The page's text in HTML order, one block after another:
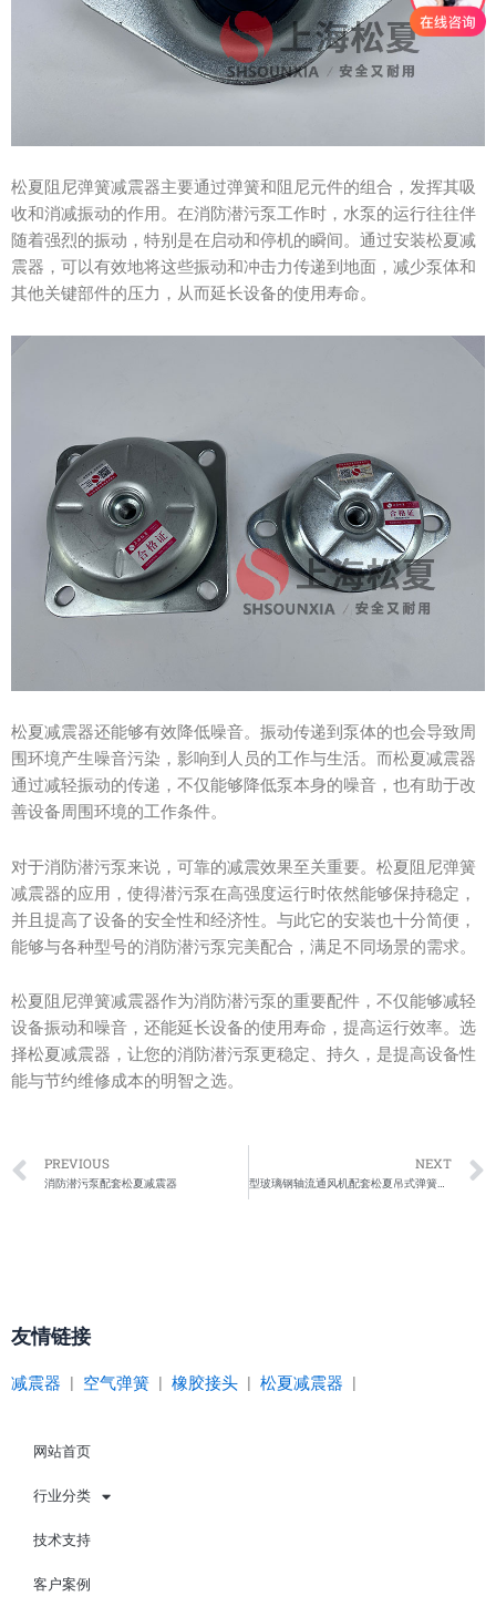
松夏阻尼弹簧减震器主要通过弹簧和阻尼元件的组合，发挥其吸
收和消减振动的作用。在消防潜污泵工作时，水泵的运行往往伴
随着强烈的振动，特别是在启动和停机的瞬间。通过安装松夏减
震器，可以有效地将这些振动和冲击力传递到地面，减少泵体和
其他关键部件的压力，从而延长设备的使用寿命。
松夏减震器还能够有效降低噪音。振动传递到泵体的也会导致周
围环境产生噪音污染，影响到人员的工作与生活。而松夏减震器
通过减轻振动的传递，不仅能够降低泵本身的噪音，也有助于改
善设备周围环境的工作条件。
对于消防潜污泵来说，可靠的减震效果至关重要。松夏阻尼弹簧
减震器的应用，使得潜污泵在高强度运行时依然能够保持稳定，
并且提高了设备的安全性和经济性。与此它的安装也十分简便，
能够与各种型号的消防潜污泵完美配合，满足不同场景的需求。
松夏阻尼弹簧减震器作为消防潜污泵的重要配件，不仅能够减轻
设备振动和噪音，还能延长设备的使用寿命，提高运行效率。选
择松夏减震器，让您的消防潜污泵更稳定、持久，是提高设备性
能与节约维修成本的明智之选。
Prev
PREVIOUS
消防潜污泵配套松夏减震器
NEXT
型玻璃钢轴流通风机配套松夏吊式弹簧减震器
友情链接
减震器 空气弹簧 橡胶接头 松夏减震器
网站首页
行业分类
技术支持
客户案例